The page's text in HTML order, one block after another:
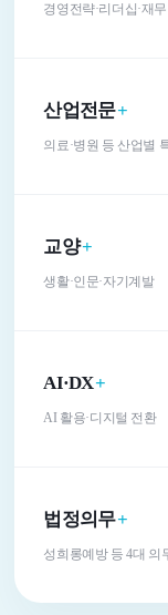
경영전략·리더십·재무
산업전문+
의료·병원 등 산업별
교양+
생활·인문·자기계발
AI·DX+
AI 활용·디지털 전환
법정의무+
성희롱예방 등 4대 의